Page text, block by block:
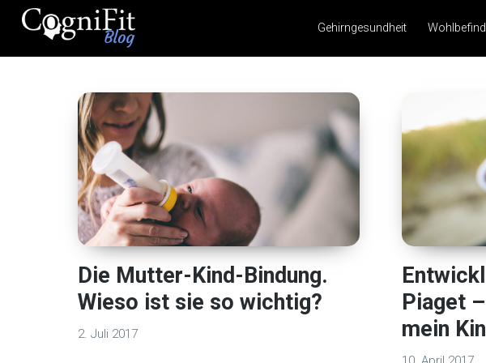
CogniFit
Health
Brain Training, Mental
Health, and Wellness
Gehirngesundheit
Die Mutter-Kind-Bindung.
Wieso ist sie so wichtig?
2. Juli 2017
Piaget
mein